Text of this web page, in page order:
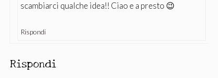
scambiarci qualche idea!! Ciao e a presto 😉
Rispondi
Rispondi